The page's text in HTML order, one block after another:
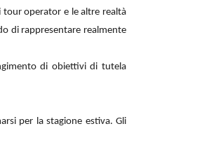
tour operator e le altre realtà
di rappresentare realmente
di obiettivi di tutela
per la stagione estiva. Gli